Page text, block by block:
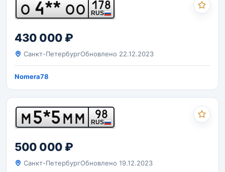
О 4** ОО 178
RUS
430 000 ₽
Санкт-ПетербургОбновлено 22.12.2023
Nomera78
М5*5ММ 98
RUS
500 000 ₽
Санкт-ПетербургОбновлено 19.12.2023